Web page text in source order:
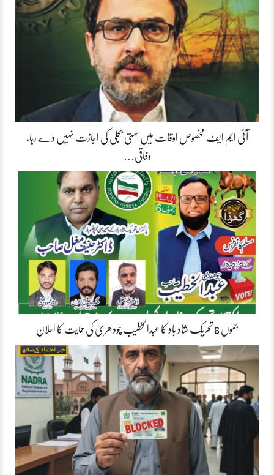
آئی ایم ایف مخصوص اوقات میں سستی بجلی کی اجازت نہیں دے رہا،
وفاقی…
جموں 6 تحریک شاد باد کا عبدالخطیب چودھری کی حمایت کا اعلان